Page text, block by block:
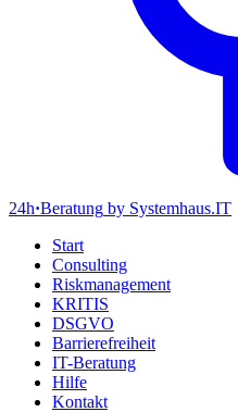
24h·Beratung by Systemhaus.IT
Start
Consulting
Riskmanagement
KRITIS
DSGVO
Barrierefreiheit
IT-Beratung
Hilfe
Kontakt